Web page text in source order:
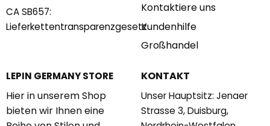
CA SB657:
Lieferkettentransparenzgesetz
Kontaktiere uns
Kundenhilfe
Großhandel
LEPIN GERMANY STORE
Hier in unserem Shop
bieten wir Ihnen eine
KONTAKT
Unser Hauptsitz: Jenaer
Strasse 3, Duisburg,